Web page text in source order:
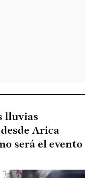
lluvias
Arica
será el evento